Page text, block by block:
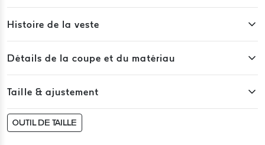
Histoire de la veste
Détails de la coupe et du matériau
Taille & ajustement
OUTIL DE TAILLE